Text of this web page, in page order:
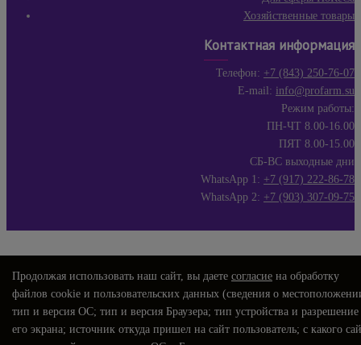
Хозяйственные товары
Контактная информация
Телефон: +7 (843) 250-76-07
E-mail: info@profarm.su
Режим работы:
ПН-ЧТ 8.00-16.00
ПЯТ 8.00-15.00
СБ-ВС выходные дни
WhatsApp 1: +7 (917) 222-86-78
WhatsApp 2: +7 (903) 307-09-75
Продолжая использовать наш сайт, вы даете согласие на обработку
файлов cookie и пользовательских данных (сведения о
тип и версия ОС; тип и версия Браузера; тип устройства и разрешение
его экрана; источник откуда пришел на сайт пользователь; с какого